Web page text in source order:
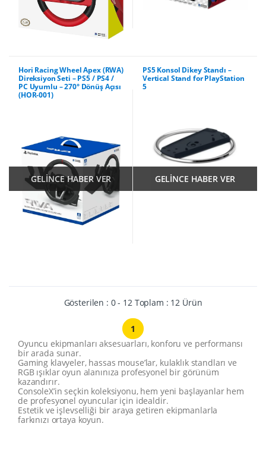
Hori Racing Wheel Apex (RWA)
Direksiyon Seti – PS5 / PS4 /
PC Uyumlu – 270° Dönüş Açısı
(HOR-001)
GELİNCE HABER VER
PS5 Konsol Dikey Standı –
Vertical Stand for PlayStation
5
GELİNCE HABER VER
Gösterilen : 0 - 12 Toplam : 12 Ürün
1
Oyuncu ekipmanları aksesuarları, konforu ve performansı
bir arada sunar.
Gaming klavyeler, hassas mouse’lar, kulaklık standları ve
RGB ışıklar oyun alanınıza profesyonel bir görünüm
kazandırır.
ConsoleX’in seçkin koleksiyonu, hem yeni başlayanlar hem
de profesyonel oyuncular için idealdir.
Estetik ve işlevselliği bir araya getiren ekipmanlarla
farkınızı ortaya koyun.